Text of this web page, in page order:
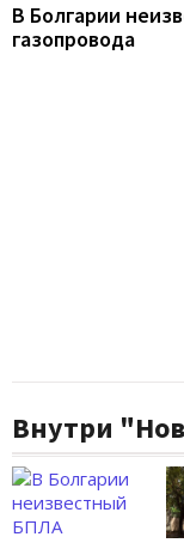
В Болгарии
газопровода
Внутри